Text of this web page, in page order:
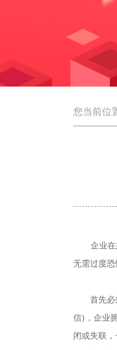
您当前位
企业在
无需过度恐
首先必
信)，企业
闭或失联